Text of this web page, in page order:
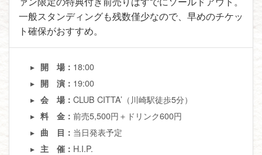
一般スタンディングも残数僅少なので、早めのチケッ
ト確保がおすすめ。
開 場： 18:00
開 演： 19:00
会 場：CLUB CITTA’（川崎駅徒歩5分）
料 金：前売5,500円＋ドリンク600円
曲 目： 当日発表予定
主 催： H.I.P.